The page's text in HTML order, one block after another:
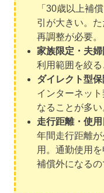
「30歳以上補
引が大きい。
再調整が必要。
家族限定・夫
利用範囲を絞る
ダイレクト型保
インターネッ
なることが多い
走行距離・使
年間走行距離
用。通勤使用
補償外になるの